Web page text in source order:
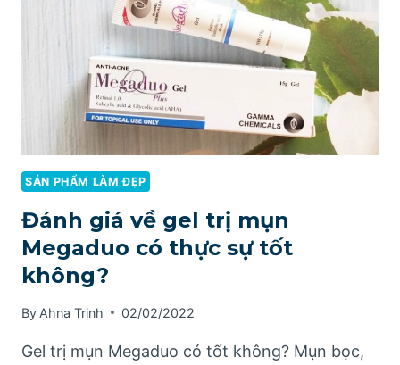
CÓ
TỐT
KHÔNG?
SẢN PHẨM LÀM ĐẸP
Đánh giá về gel trị mụn
Megaduo có thực sự tốt
không?
By Ahna Trịnh 02/02/2022
Gel trị mụn Megaduo có tốt không? Mụn bọc,